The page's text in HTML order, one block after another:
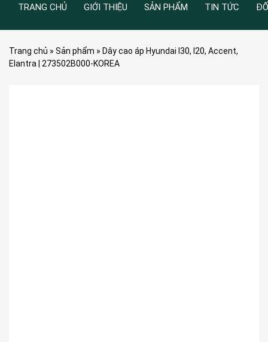
TRANG CHỦ GIỚI THIỆU SẢN PHẨM TIN TỨC
Trang chủ » Sản phẩm » Dây cao áp Hyundai I30, I20, Accent,
Elantra | 273502B000-KOREA